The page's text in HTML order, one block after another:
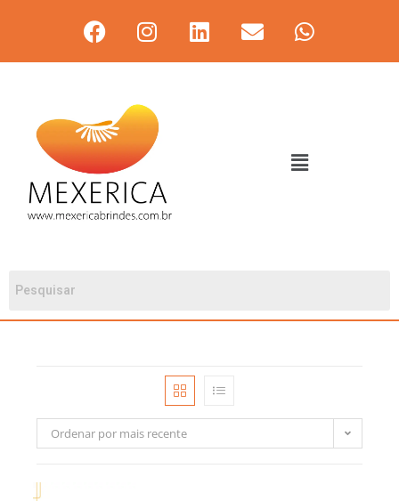
Ordenar por mais recente